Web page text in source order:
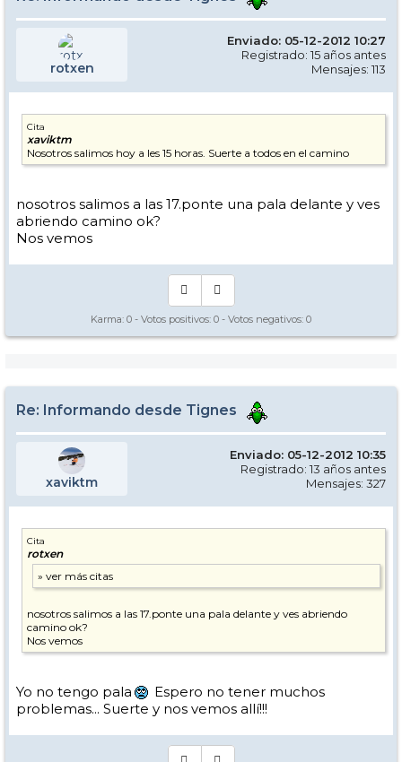
rotxen
Enviado: 05-12-2012 10:27
Registrado: 15 años antes
Mensajes: 113
Cita
xaviktm
Nosotros salimos hoy a les 15 horas. Suerte a todos en el camino
nosotros salimos a las 17.ponte una pala delante y ves
abriendo camino ok?
Nos vemos
Karma: 0 - Votos positivos: 0 - Votos negativos: 0
Re: Informando desde Tignes
xaviktm
Enviado: 05-12-2012 10:35
Registrado: 13 años antes
Mensajes: 327
Cita
rotxen
nosotros salimos a las 17.ponte una pala delante y ves abriendo
camino ok?
Nos vemos
Yo no tengo pala
Espero no tener muchos
problemas... Suerte y nos vemos allí!!!